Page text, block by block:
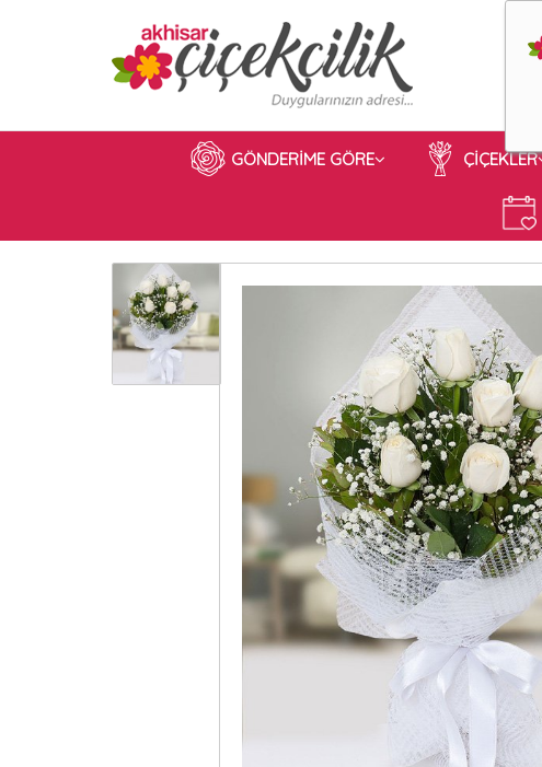
GÖNDERİME GÖRE ÇİÇEKLER